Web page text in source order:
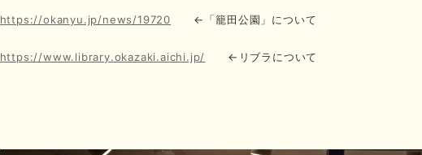
https://okanyu.jp/news/19720 ←「籠田公園」について
https://www.library.okazaki.aichi.jp/ ←リブラについて